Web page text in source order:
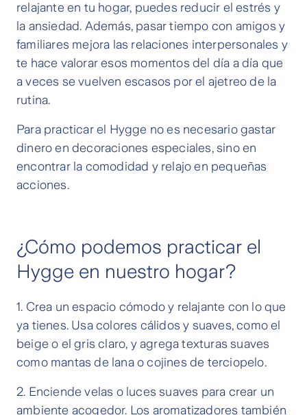
relajante en tu hogar, puedes reducir el estrés y
la ansiedad. Además, pasar tiempo con amigos y
familiares mejora las relaciones interpersonales y
te hace valorar esos momentos del día a día que
a veces se vuelven escasos por el ajetreo de la
rutina.
Para practicar el Hygge no es necesario gastar
dinero en decoraciones especiales, sino en
encontrar la comodidad y relajo en pequeñas
acciones.
¿Cómo podemos practicar el
Hygge en nuestro hogar?
1. Crea un espacio cómodo y relajante con lo que
ya tienes. Usa colores cálidos y suaves, como el
beige o el gris claro, y agrega texturas suaves
como mantas de lana o cojines de terciopelo.
2. Enciende velas o luces suaves para crear un
ambiente acogedor. Los aromatizadores también